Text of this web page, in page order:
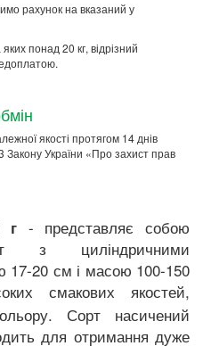
рахунок на вказаний у
понад 20 кг, відрізний
якості протягом 14 днів
Закону України «Про захист прав
г - представляє собою
з циліндричними
17-20 см і масою 100-150
смакових якостей,
Сорт насичений
для отримання дуже